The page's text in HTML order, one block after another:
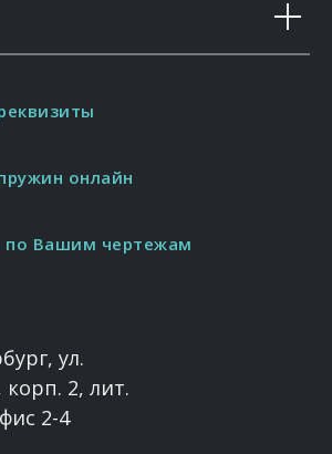
онлайн
по Вашим чертежам
ул.
корп. 2, лит.
2-4